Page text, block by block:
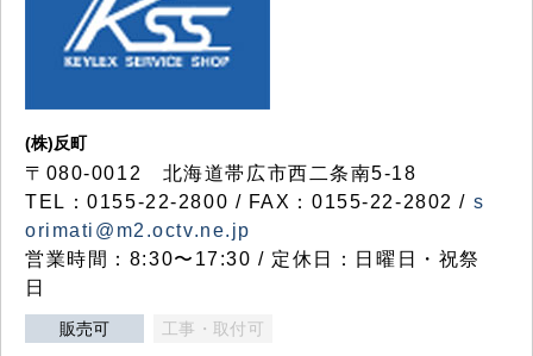
(株)反町
〒080-0012 北海道帯広市西二条南5-18
TEL：0155-22-2800 / FAX：0155-22-2802 / s
orimati@m2.octv.ne.jp
営業時間：8:30〜17:30 / 定休日：日曜日・祝祭
日
販売可 工事・取付可